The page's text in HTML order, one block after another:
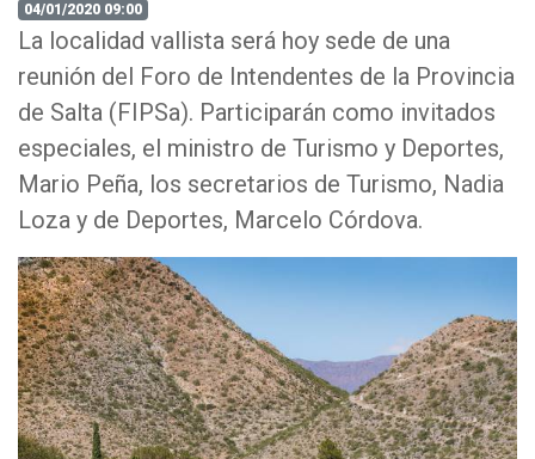
04/01/2020 09:00
La localidad vallista será hoy sede de una
reunión del Foro de Intendentes de la Provincia
de Salta (FIPSa). Participarán como invitados
especiales, el ministro de Turismo y Deportes,
Mario Peña, los secretarios de Turismo, Nadia
Loza y de Deportes, Marcelo Córdova.